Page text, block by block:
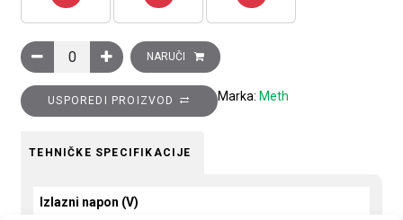
Transformator naponski 230-400/230V, 1000VA količina
NARUČI
USPOREDI PROIZVOD Marka: Meth
TEHNIČKE SPECIFIKACIJE
Izlazni napon (V)